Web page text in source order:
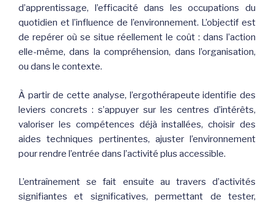
d’apprentissage, l’efficacité dans les occupations du
quotidien et l’influence de l’environnement. L’objectif est
de repérer où se situe réellement le coût : dans l’action
elle-même, dans la compréhension, dans l’organisation,
ou dans le contexte.
À partir de cette analyse, l’ergothérapeute identifie des
leviers concrets : s’appuyer sur les centres d’intérêts,
valoriser les compétences déjà installées, choisir des
aides techniques pertinentes, ajuster l’environnement
pour rendre l’entrée dans l’activité plus accessible.
L’entraînement se fait ensuite au travers d’activités
signifiantes et significatives, permettant de tester,